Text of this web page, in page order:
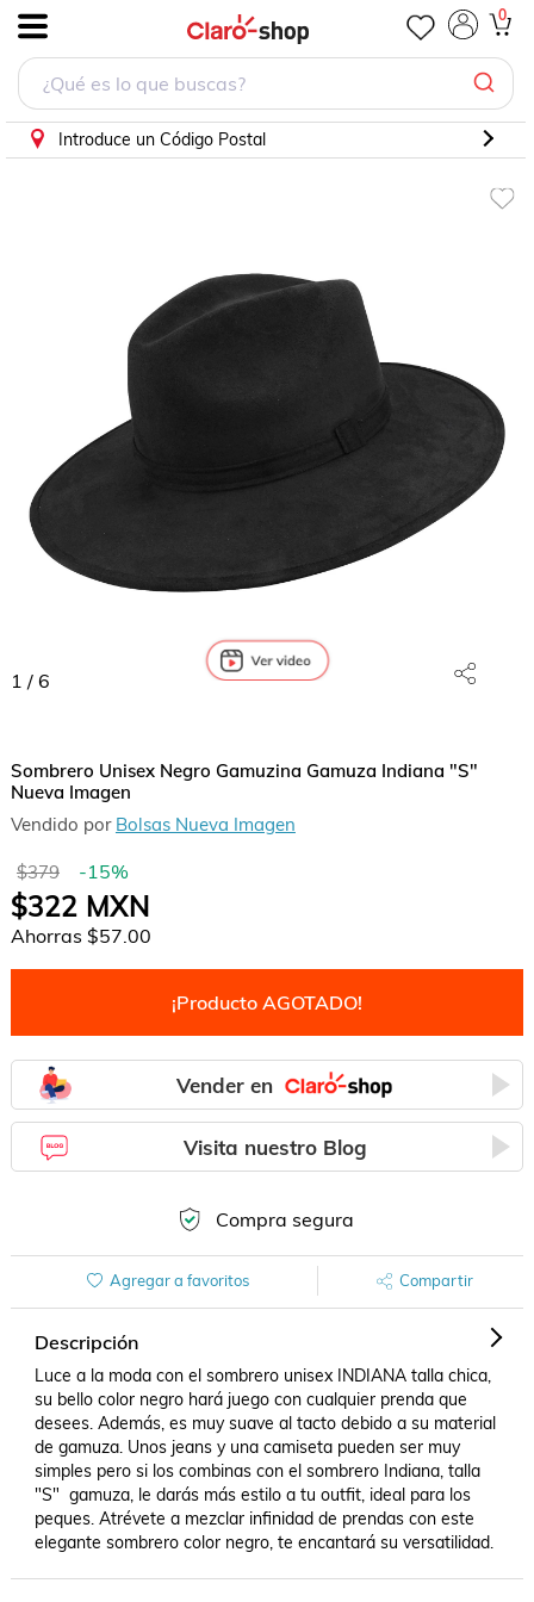
0
Introduce un Código Postal
1 / 6
Sombrero Unisex Negro Gamuzina Gamuza Indiana "S"
Nueva Imagen
Vendido por Bolsas Nueva Imagen
$379 -15%
$322MXN
Ahorras $57.00
¡Producto AGOTADO!
Vender en
Visita nuestro Blog
Compra segura
Agregar a favoritos Compartir
Descripción
Luce a la moda con el sombrero unisex INDIANA talla chica,
su bello color negro hará juego con cualquier prenda que
desees. Además, es muy suave al tacto debido a su material
de gamuza. Unos jeans y una camiseta pueden ser muy
simples pero si los combinas con el sombrero Indiana, talla
"S"  gamuza, le darás más estilo a tu outfit, ideal para los
peques. Atrévete a mezclar infinidad de prendas con este
elegante sombrero color negro, te encantará su versatilidad.
Sombrero Unisex Negro Gamuzina Gamuza Indiana "S"